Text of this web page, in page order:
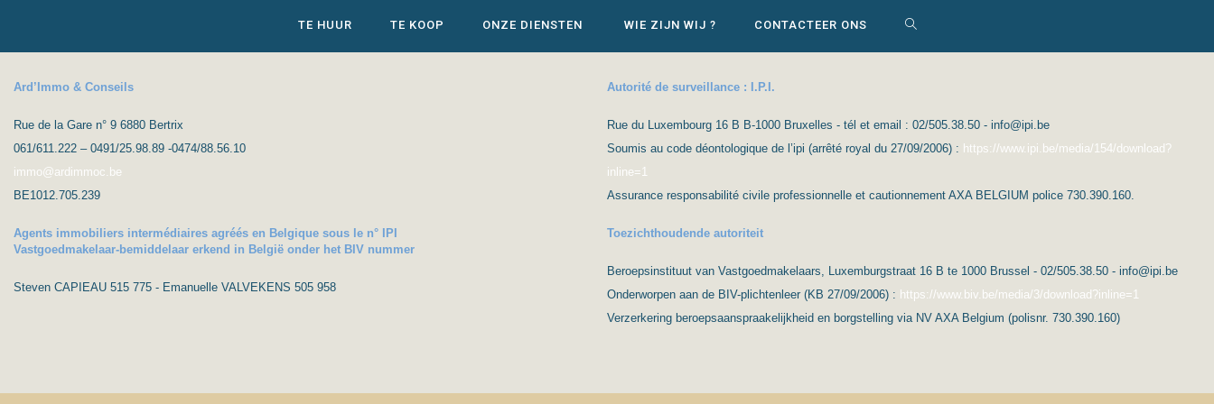
TE HUUR TE KOOP ONZE DIENSTEN WIE ZIJN WIJ ? CONTACTEER ONS WEBSITE
AAN-/UITZETTEN
Ard’Immo & Conseils
Rue de la Gare n° 9 6880 Bertrix
061/611.222 – 0491/25.98.89 -0474/88.56.10
immo@ardimmoc.be
BE1012.705.239
Agents immobiliers intermédiaires agréés en Belgique sous le n° IPI
Vastgoedmakelaar-bemiddelaar erkend in België onder het BIV nummer
Steven CAPIEAU 515 775 - Emanuelle VALVEKENS 505 958
Autorité de surveillance : I.P.I.
Rue du Luxembourg 16 B B-1000 Bruxelles - tél et email : 02/505.38.50 - info@ipi.be
Soumis au code déontologique de l’ipi (arrêté royal du 27/09/2006) : https://www.ipi.be/media/154/download?
inline=1
Assurance responsabilité civile professionnelle et cautionnement AXA BELGIUM police 730.390.160.
Toezichthoudende autoriteit
Beroepsinstituut van Vastgoedmakelaars, Luxemburgstraat 16 B te 1000 Brussel - 02/505.38.50 - info@ipi.be
Onderworpen aan de BIV-plichtenleer (KB 27/09/2006) : https://www.biv.be/media/3/download?inline=1
Verzerkering beroepsaanspraakelijkheid en borgstelling via NV AXA Belgium (polisnr. 730.390.160)